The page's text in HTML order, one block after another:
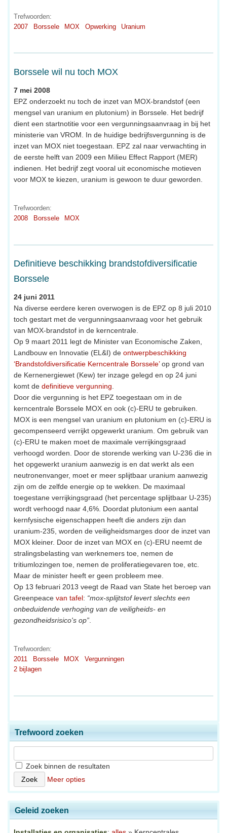
Trefwoorden:
2007
Borssele MOX Opwerking Uranium
Borssele wil nu toch MOX
7 mei 2008
EPZ onderzoekt nu toch de inzet van MOX-brandstof (een
mengsel van uranium en plutonium) in Borssele. Het bedrijf
dient een startnotitie voor een vergunningsaanvraag in bij het
ministerie van VROM. In de huidige bedrijfsvergunning is de
inzet van MOX niet toegestaan. EPZ zal naar verwachting in
de eerste helft van 2009 een Milieu Effect Rapport (MER)
indienen. Het bedrijf zegt vooral uit economische motieven
voor MOX te kiezen, uranium is gewoon te duur geworden.
Trefwoorden:
2008
Borssele MOX
Definitieve beschikking brandstofdiversificatie
Borssele
24 juni 2011
Na diverse eerdere keren overwogen is de EPZ op 8 juli 2010
toch gestart met de vergunningsaanvraag voor het gebruik
van MOX-brandstof in de kerncentrale.
Op 9 maart 2011 legt de Minister van Economische Zaken,
Landbouw en Innovatie (EL&I) de ontwerpbeschikking
‘Brandstofdiversificatie Kerncentrale Borssele’op grond van
de Kernenergiewet (Kew) ter inzage gelegd en op 24 juni
komt de definitieve vergunning.
Door die vergunning is het EPZ toegestaan om in de
kerncentrale Borssele MOX en ook (c)-ERU te gebruiken.
MOX is een mengsel van uranium en plutonium en (c)-ERU is
gecompenseerd verrijkt opgewerkt uranium. Om gebruik van
(c)-ERU te maken moet de maximale verrijkingsgraad
verhoogd worden. Door de storende werking van U-236 die in
het opgewerkt uranium aanwezig is en dat werkt als een
neutronenvanger, moet er meer splijtbaar uranium aanwezig
zijn om de zelfde energie op te wekken. De maximaal
toegestane verrijkingsgraad (het percentage splijtbaar U-235)
wordt verhoogd naar 4,6%. Doordat plutonium een aantal
kernfysische eigenschappen heeft die anders zijn dan
uranium-235, worden de veiligheidsmarges door de inzet van
MOX kleiner. Door de inzet van MOX en (c)-ERU neemt de
stralingsbelasting van werknemers toe, nemen de
tritiumlozingen toe, nemen de proliferatiegevaren toe, etc.
Maar de minister heeft er geen probleem mee.
Op 13 februari 2013 veegt de Raad van State het beroep van
Greenpeace van tafel: “mox-splijtstof levert slechts een
onbeduidende verhoging van de veiligheids- en
gezondheidsrisico's op”.
Trefwoorden:
2011
Borssele MOX
Vergunningen
2 bijlagen
Trefwoord zoeken
Zoek binnen de resultaten
Meer opties
Geleid zoeken